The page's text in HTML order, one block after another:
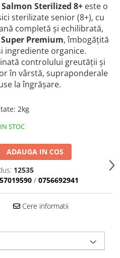
Salmon Sterilized 8+este o
sterilizate senior (8+), cu
completă și echilibrată,
Super Premium, îmbogățită
ingrediente organice.
controlului greutății și
în vârstă, supraponderale
la îngrășare.
: 2kg
IN STOC
ADAUGA IN COS
12535
/ 0756692941
Cere informatii